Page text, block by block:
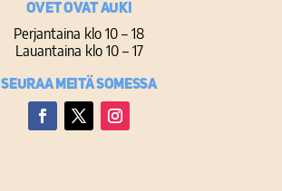
Ovet ovat auki
Perjantaina klo 10 – 18
Lauantaina klo 10 – 17
Seuraa meitä somessa